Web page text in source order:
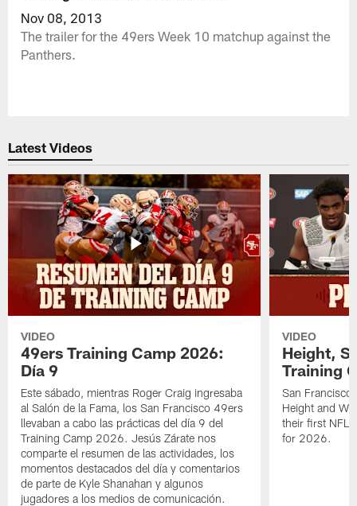
Nov 08, 2013
The trailer for the 49ers Week 10 matchup against the
Panthers.
Latest Videos
VIDEO
49ers Training Camp 2026:
Día 9
Este sábado, mientras Roger Craig ingresaba
al Salón de la Fama, los San Francisco 49ers
llevaban a cabo las prácticas del día 9 del
Training Camp 2026. Jesús Zárate nos
comparte el resumen de las actividades, los
momentos destacados del día y comentarios
de parte de Kyle Shanahan y algunos
jugadores a los medios de comunicación.
VIDEO
Height,
Training
San Francisco
Height and
their first NFL
for 2026.